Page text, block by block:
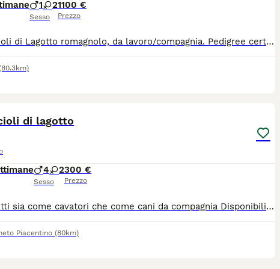
1 2
Sesso
1100 €
Prezzo
Cuccioli di Lagotto romagnolo, da lavoro/compagnia. Pedigree certificato ENCI Cresciuti in ambiente familiare Ideali per lavoro/compagnia
di lagotto
4 2
Sesso
300 €
Prezzo
Perfetti sia come cavatori che come cani da compagnia Disponibili 2 maschi e 4 femmine di colore bianco e marrone età un mese e mezzo. Senza pedigree, con prima vaccinazione, test genetici e microchip. Possibilità di vedere i genitori.
Piacentino (80km)